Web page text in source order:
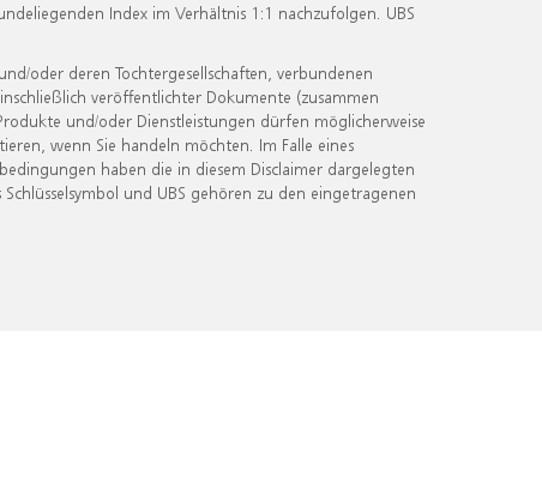
Index im Verhältnis 1:1 nachzufolgen. UBS
oder deren Tochtergesellschaften, verbundenen
veröffentlichter Dokumente (zusammen
und/oder Dienstleistungen dürfen möglicherweise
wenn Sie handeln möchten. Im Falle eines
haben die in diesem Disclaimer dargelegten
und UBS gehören zu den eingetragenen